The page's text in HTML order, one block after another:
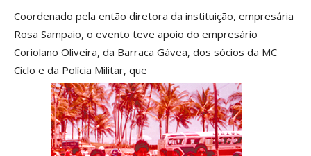
Coordenado pela então diretora da instituição, empresária
Rosa Sampaio, o evento teve apoio do empresário
Coriolano Oliveira, da Barraca Gávea, dos sócios da MC
Ciclo e da Polícia Militar, que